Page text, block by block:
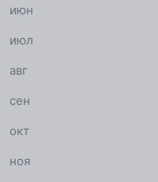
июн
июл
авг
сен
окт
ноя